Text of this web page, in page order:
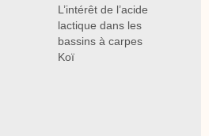
L’intérêt de l’acide
lactique dans les
bassins à carpes
Koï